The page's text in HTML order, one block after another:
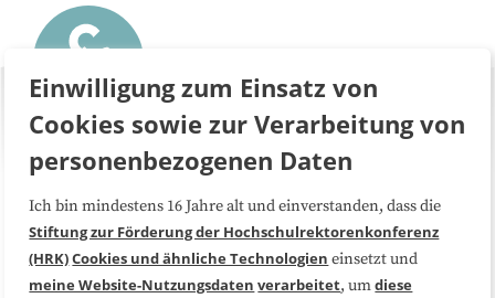
Über uns FAQ
Medienarbeit Kooperationen
Einwilligung zum Einsatz von
Cookies sowie zur Verarbeitung von
personenbezogenen Daten
Ich bin mindestens 16 Jahre alt und einverstanden, dass die
Stiftung zur Förderung der Hochschulrektorenkonferenz
(HRK)Cookies und ähnliche Technologien einsetzt und
meine Website-Nutzungsdaten verarbeitet, umdiese